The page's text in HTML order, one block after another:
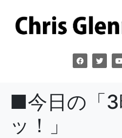
■今日の「3
ッ！」